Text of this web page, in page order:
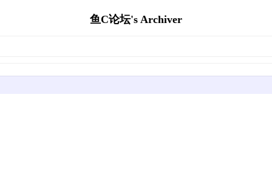
鱼C论坛's Archiver